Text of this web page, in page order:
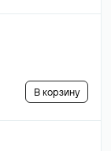
В корзину